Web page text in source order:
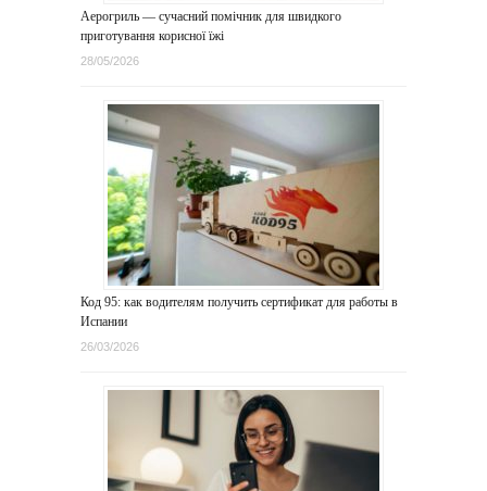
Аерогриль — сучасний помічник для швидкого
приготування корисної їжі
28/05/2026
Код 95: как водителям получить сертификат для работы в
Испании
26/03/2026